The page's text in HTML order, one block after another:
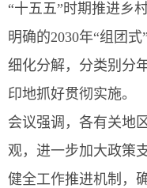
“十五五”时期推进乡
明确的2030年“组团
细化分解，分类别分
印地抓好贯彻实施。
会议强调，各有关地
观，进一步加大政策
健全工作推进机制，